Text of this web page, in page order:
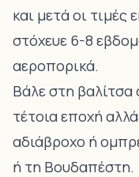
και μετά οι τιμές
στόχευε 6-8
αεροπορικά.
Βάλε στη
τέτοια εποχή
αδιάβροχο ή
ή τη Βουδαπέστη.